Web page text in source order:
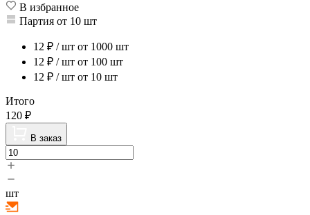
В избранное
Партия от 10 шт
12 ₽ / шт от 1000 шт
12 ₽ / шт от 100 шт
12 ₽ / шт от 10 шт
Итого
120 ₽
В заказ
шт